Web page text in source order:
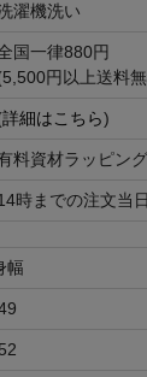
濯機洗い
国一律880円
円以上送料
詳細はこちら)
料資材ラッピン
時までの注文当
幅
52